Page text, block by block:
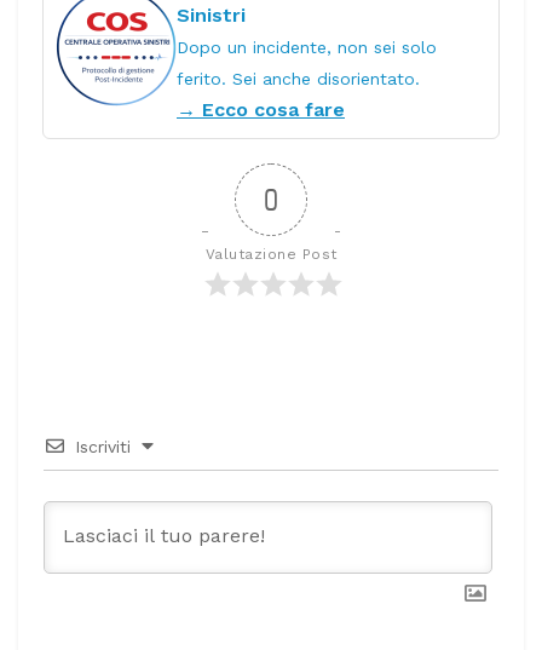
Sinistri
Dopo un incidente, non sei solo
ferito. Sei anche disorientato.
→ Ecco cosa fare
0
Valutazione Post
Iscriviti